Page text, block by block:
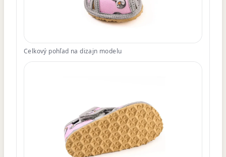
Celkový pohľad na dizajn modelu